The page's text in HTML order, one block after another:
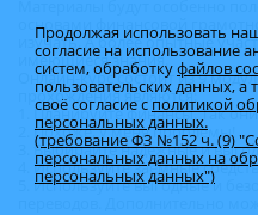
основами финансовой
изучать. А более опытные
имеющиеся знания.
Онлайн-курс состоит из 9
прохождения являются:
1. Планируйте финансы. Так
2. Похоже, у меня проблемы!
3. Выбирайте надежные и
4. Используйте заемные
5. Используйте выгодные и
Продолжая использовать
согласие на использование
систем, обработкуфайлов
пользовательских данных, а
своё согласие с политикой
персональных данных.
(требование ФЗ №152 ч. (9)
персональных данных на
персональных данных")